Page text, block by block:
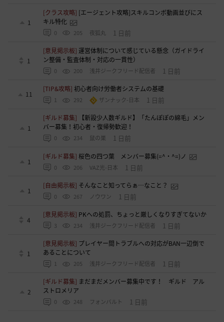
1
[クラス攻略] [エージェント攻略]スキルコンボ動画並びにス
キル特化
0 205 夜狐丸 1 日前
1
[意見掲示板]運営体制について感じている懸念（ガイドライ
ン整備・監査体制・対応の一貫性）
0 200 浅井ジークフリード配信者 1 日前
11
[TIP&攻略]初心者向け労働者システムの基礎
1 292 ザンナック-日本 1 日前
1
[ギルド募集]
【新設少人数ギルド】「たんぽぽの綿毛」メン
バー募集！初心者・復帰勢歓迎！
0 234 鼠の巣 1 日前
1
[ギルド募集]桜色の四つ葉 メンバー募集(=^・^=)ノ
0 206 VAZ光-日本 1 日前
1
[自由掲示板] そんなこと知ってらぁ…なこと？
0 267 ノウワン 1 日前
4
[意見掲示板] PKへの処罰、ちょっと厳しくなりすぎてないか
3 234 浅井ジークフリード配信者 1 日前
1
[意見掲示板] プレイヤー間トラブルへの対応がBAN一辺倒で
あることについて
1 205 浅井ジークフリード配信者 1 日前
2
[ギルド募集] まだまだメンバー募集中です！ ギルド アル
ストロメリア
0 248 フォンバルト 1 日前